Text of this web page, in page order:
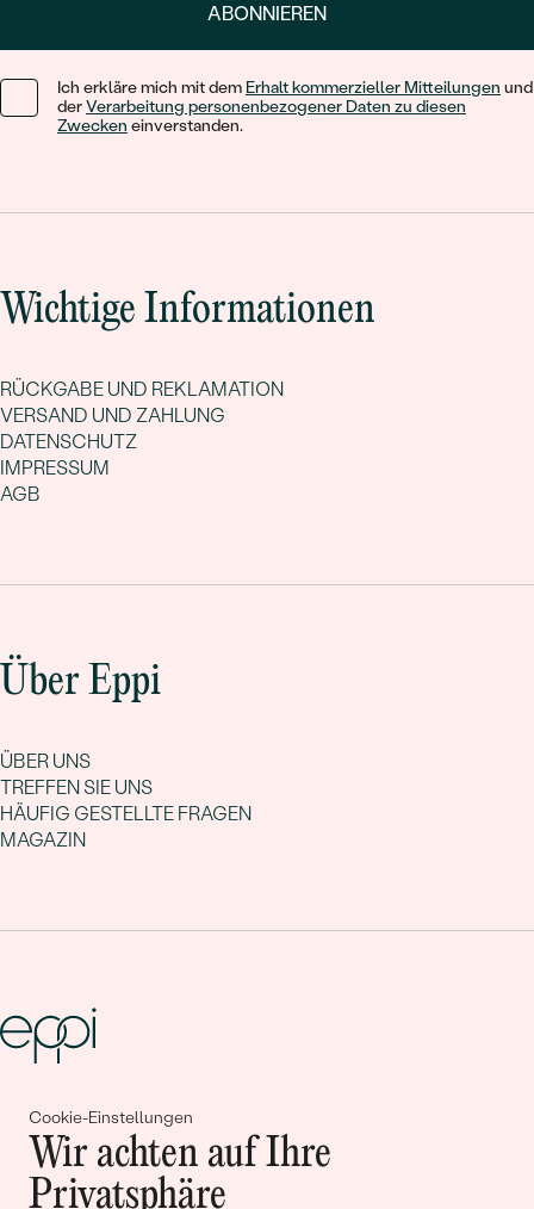
Cookie-Einstellungen
Wir achten auf Ihre
Privatsphäre
ABONNIEREN
Ich erkläre mich mit dem Erhalt kommerzieller Mitteilungen und
derVerarbeitung personenbezogener Daten zu diesen
Zwecken einverstanden.
Wichtige Informationen
RÜCKGABE UND REKLAMATION
VERSAND UND ZAHLUNG
DATENSCHUTZ
IMPRESSUM
AGB
Über Eppi
ÜBER UNS
TREFFEN SIE UNS
HÄUFIG GESTELLTE FRAGEN
MAGAZIN
Gemeinsam erschaffen wir
Geschichten von Schönheit und